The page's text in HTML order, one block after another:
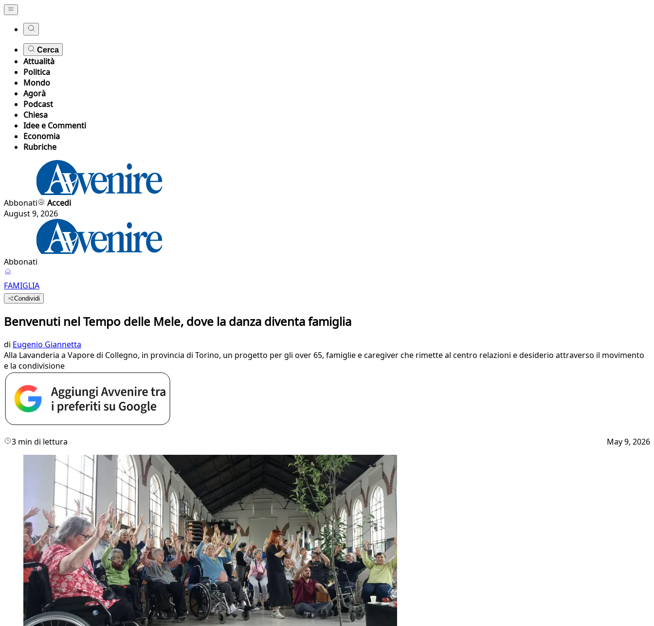
Cerca
Attualità
Politica
Mondo
Agorà
Podcast
Chiesa
Idee e Commenti
Economia
Rubriche
Abbonati
Accedi
August 9, 2026
Abbonati
FAMIGLIA
Condividi
Benvenuti nel Tempo delle Mele, dove la danza diventa famiglia
di Eugenio Giannetta
Alla Lavanderia a Vapore di Collegno, in provincia di Torino, un progetto per gli over 65, famiglie e caregiver che rimette al centro relazioni e desiderio attraverso il movimento
e la condivisione
3 min di lettura May 9, 2026